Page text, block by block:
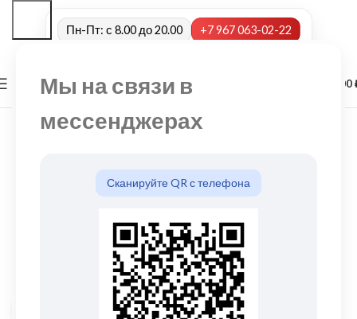
Мы на связи в
мессенджерах
Сканируйте QR с телефона
Пн-Пт: с 8.00 до 20.00 +7 967 063-02-22
МЕНЮ 0,00
Нажмите, чтобы увеличить